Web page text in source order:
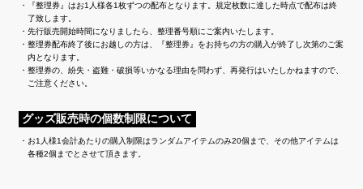
『整理券』はお1人様各1枚ずつの配布となります。規定枚数に達した時点で配布は終
了致します。
先行販売開始時間になりましたら、整理番号順にご案内いたします。
整理券配布終了後にお越しの方は、『整理券』をお持ちの方の購入が終了し次第のご案
内となります。
整理券の、紛失・盗難・破損等いかなる理由を問わず、再発行はいたしかねますので、
ご注意ください。
グッズ販売時の個数制限について
お1人様1会計あたりの購入制限はランダムアイテムのみ20個まで、その他アイテムは
各種2個までとさせて頂きます。